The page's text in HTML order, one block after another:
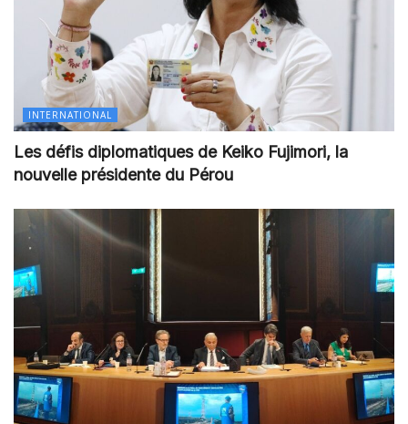
INTERNATIONAL
Les défis diplomatiques de Keiko Fujimori, la
nouvelle présidente du Pérou